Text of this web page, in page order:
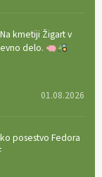
kmetiji Žigart v
delo.
01.08.2026
posestvo Fedora